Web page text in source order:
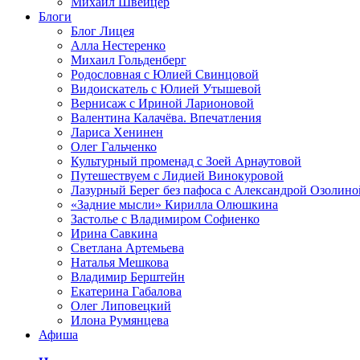
Блоги
Блог Лицея
Алла Нестеренко
Михаил Гольденберг
Родословная с Юлией Свинцовой
Видоискатель с Юлией Утышевой
Вернисаж с Ириной Ларионовой
Валентина Калачёва. Впечатления
Лариса Хенинен
Олег Гальченко
Культурный променад с Зоей Арнаутовой
Путешествуем с Лидией Винокуровой
Лазурный Берег без пафоса с Александрой
«Задние мысли» Кирилла Олюшкина
Застолье с Владимиром Софиенко
Ирина Савкина
Светлана Артемьева
Наталья Мешкова
Владимир Берштейн
Екатерина Габалова
Олег Липовецкий
Илона Румянцева
Афиша